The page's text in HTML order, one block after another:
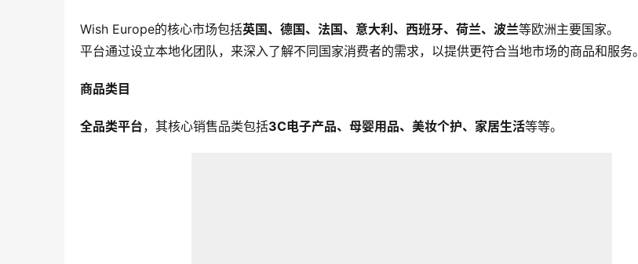
Wish Europe的核心市场包括英国、德国、法国、意大利、西班牙、荷兰、波兰等欧洲主要国家。
平台通过设立本地化团队，来深入了解不同国家消费者的需求，以提供更符合当地市场的商品和服务。
商品类目
全品类平台，其核心销售品类包括3C电子产品、母婴用品、美妆个护、家居生活等等。